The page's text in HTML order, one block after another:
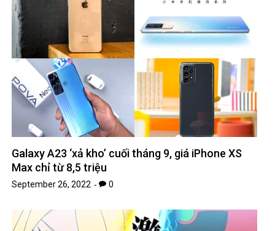
Galaxy A23 ‘xả kho’ cuối tháng 9, giá iPhone XS
Max chỉ từ 8,5 triệu
September 26, 2022 0